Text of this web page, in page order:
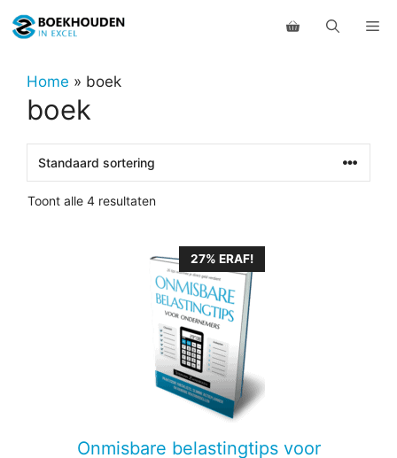
naar
inhoudHome » boek
boek
Toont alle 4 resultaten
27% ERAF!
Onmisbare belastingtips voor